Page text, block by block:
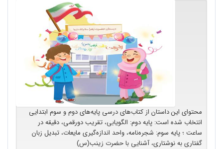
محتوای این داستان از کتاب‌های درسی پایه‌‌های دوم و سوم ابتدایی
انتخاب شده ‌است: پایه‌ دوم: الگویابی، تقریب دورقمی، دقیقه در
ساعت ؛ پایه‌ سوم: شجره‌نامه، واحد اندازه‌گیری مایعات، تبدیل زبان
گفتاری به نوشتاری، آشنایی با حضرت زینب‌(س)